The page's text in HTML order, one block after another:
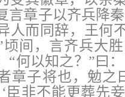
言章子以齐兵降
人而同辞，王何
顷间，言齐兵大
“何以知之？”曰
章子将也，勉之
臣非不能更葬先